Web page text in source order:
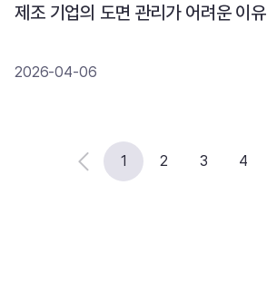
제조 기업의 도면 관리가 어려운 이유
2026-04-06
1 2 3 4